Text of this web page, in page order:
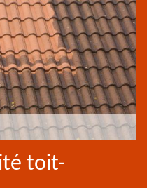
toit-